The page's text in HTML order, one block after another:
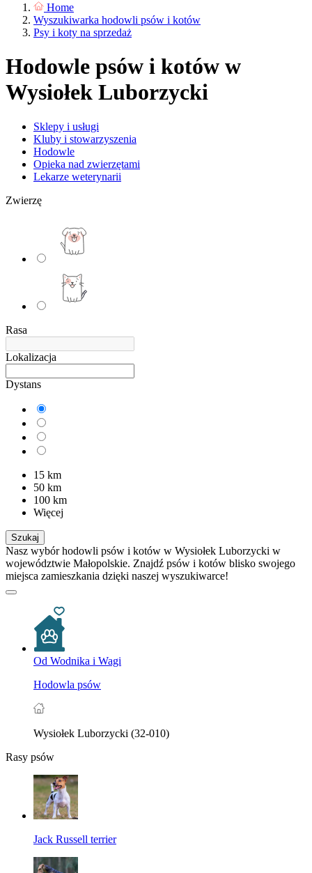
Home
Wyszukiwarka hodowli psów i kotów
Psy i koty na sprzedaż
Hodowle psów i kotów w
Wysiołek Luborzycki
Sklepy i usługi
Kluby i stowarzyszenia
Hodowle
Opieka nad zwierzętami
Lekarze weterynarii
Zwierzę
Rasa
Lokalizacja
Dystans
15 km
50 km
100 km
Więcej
Szukaj
Nasz wybór hodowli psów i kotów w Wysiołek Luborzycki w
województwie Małopolskie. Znajdź psów i kotów blisko swojego
miejsca zamieszkania dzięki naszej wyszukiwarce!
Od Wodnika i Wagi
Hodowla psów
Wysiołek Luborzycki (32-010)
Rasy psów
Jack Russell terrier